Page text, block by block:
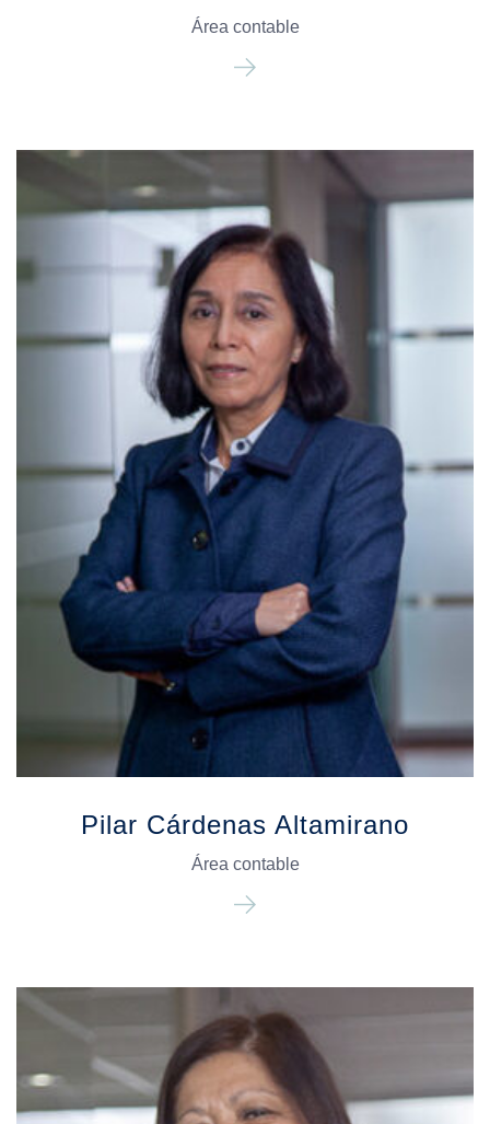
Área contable
Pilar Cárdenas Altamirano
Área contable